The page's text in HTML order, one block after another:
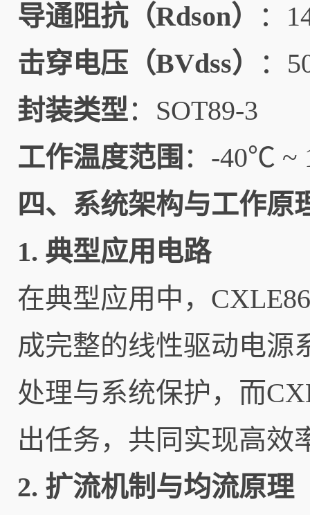
导通阻抗（Rdson）
：
击穿电压（BVdss）
：
封装类型：SOT89-3
工作温度范围 ：-40℃ ~
四、系统架构与工作原
1. 典型应用电路
在典型应用中，
成完整的线性驱动电源
处理与系统保护，而
出任务，共同实现高效
2. 扩流机制与均流原理